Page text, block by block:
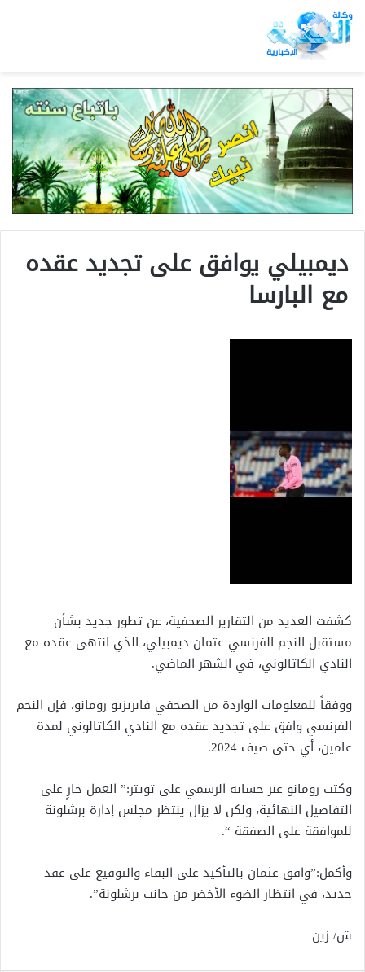
ديمبيلي يوافق على تجديد عقده
مع البارسا
كشفت العديد من التقارير الصحفية، عن تطور جديد بشأن
مستقبل النجم الفرنسي عثمان ديمبيلي، الذي انتهى عقده مع
النادي الكاتالوني، في الشهر الماضي.
ووفقاً للمعلومات الواردة من الصحفي فابريزيو رومانو، فإن النجم
الفرنسي وافق على تجديد عقده مع النادي الكاتالوني لمدة
عامين، أي حتى صيف 2024.
وكتب رومانو عبر حسابه الرسمي على تويتر:” العمل جارٍ على
التفاصيل النهائية، ولكن لا يزال ينتظر مجلس إدارة برشلونة
للموافقة على الصفقة “.
وأكمل:”وافق عثمان بالتأكيد على البقاء والتوقيع على عقد
جديد، في انتظار الضوء الأخضر من جانب برشلونة”.
ش/ زين